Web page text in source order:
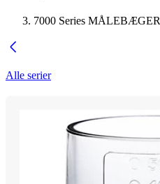
7000 Series MÅLEBÆGER
Alle serier